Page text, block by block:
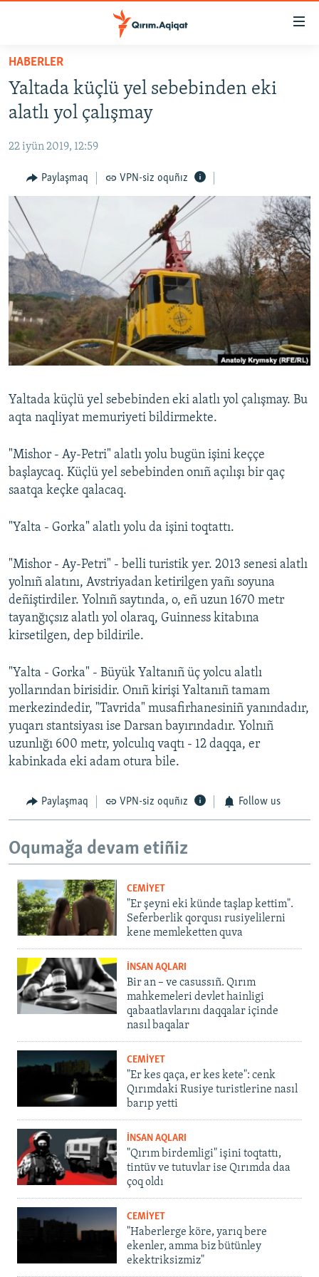
Esas
qaytmaq
Baş
navigatsiyağa
qaytmaq
qaytmaq
HABERLER
SİYASET
İQTİSADİYAT
CEMİYET
MEDENİYET
İNSAN AQLARI
VİDEO
SÜRET
BLOGLAR
FİKİR
Русский
Українською
QOŞULIÑIZ!
RFE/RS bütün saytları
HABERLER
Yaltada küçlü yel sebebinden eki
alatlı yol çalışmay
22 iyün 2019, 12:59
Paylaşmaq VPN-siz oquñız
Yaltada küçlü yel sebebinden eki alatlı yol çalışmay. Bu
aqta naqliyat memuriyeti bildirmekte.
"Mishor - Ay-Petri" alatlı yolu bugün işini keççe
başlaycaq. Küçlü yel sebebinden onıñ açılışı bir qaç
saatqa keçke qalacaq.
"Yalta - Gorka" alatlı yolu da işini toqtattı.
"Mishor - Ay-Petri" - belli turistik yer. 2013 senesi alatlı
yolnıñ alatını, Avstriyadan ketirilgen yañı soyuna
deñiştirdiler. Yolnıñ saytında, o, eñ uzun 1670 metr
tayanğıçsız alatlı yol olaraq, Guinness kitabına
kirsetilgen, dep bildirile.
"Yalta - Gorka" - Büyük Yaltanıñ üç yolcu alatlı
yollarından birisidir. Onıñ kirişi Yaltanıñ tamam
merkezindedir, "Tavrida" musafirhanesiniñ yanındadır,
yuqarı stantsiyası ise Darsan bayırındadır. Yolnıñ
uzunlığı 600 metr, yolculıq vaqtı - 12 daqqa, er
kabinkada eki adam otura bile.
Paylaşmaq VPN-siz oquñız Follow us
Oqumağa devam etiñiz
CEMİYET
"Er şeyni eki künde taşlap kettim".
Seferberlik qorqusı rusiyelilerni
kene memleketten quva
İNSAN AQLARI
Bir an – ve casussıñ. Qırım
mahkemeleri devlet hainligi
qabaatlavlarını daqqalar içinde
nasıl baqalar
CEMİYET
"Er kes qaça, er kes kete": cenk
Qırımdaki Rusiye turistlerine nasıl
barıp yetti
İNSAN AQLARI
"Qırım birdemligi" işini toqtattı,
tintüv ve tutuvlar ise Qırımda daa
çoq oldı
CEMİYET
"Haberlerge köre, yarıq bere
ekenler, amma biz bütünley
ekektriksizmiz"